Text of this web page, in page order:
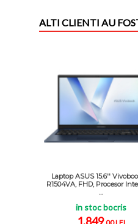
ALTI CLIENTI AU
Laptop ASUS 15.6''
R1504VA, FHD, Procesor
...
in stoc bocris
1.849